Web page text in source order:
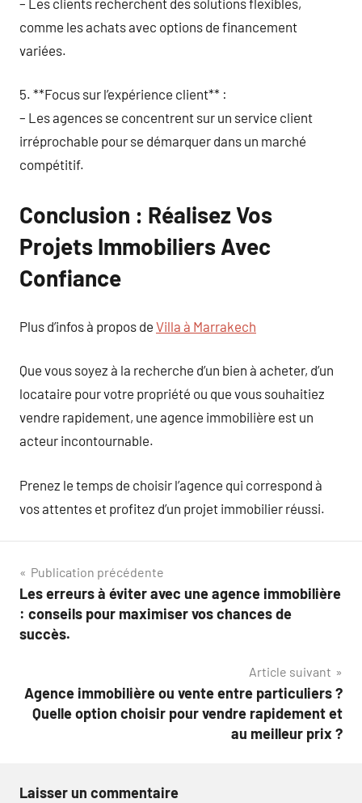
comme les achats avec options de financement
variées.
5. **Focus sur l’expérience client** :
– Les agences se concentrent sur un service client
irréprochable pour se démarquer dans un marché
compétitif.
Conclusion : Réalisez Vos
Projets Immobiliers Avec
Confiance
Plus d’infos à propos de Villa à Marrakech
Que vous soyez à la recherche d’un bien à acheter, d’un
locataire pour votre propriété ou que vous souhaitiez
vendre rapidement, une agence immobilière est un
acteur incontournable.
Prenez le temps de choisir l’agence qui correspond à
vos attentes et profitez d’un projet immobilier réussi.
Navigation
de
l’article
Publication précédente
Les erreurs à éviter avec une agence immobilière
: conseils pour maximiser vos chances de
succès.
Article suivant
Agence immobilière ou vente entre particuliers ?
Quelle option choisir pour vendre rapidement et
au meilleur prix ?
Laisser un commentaire